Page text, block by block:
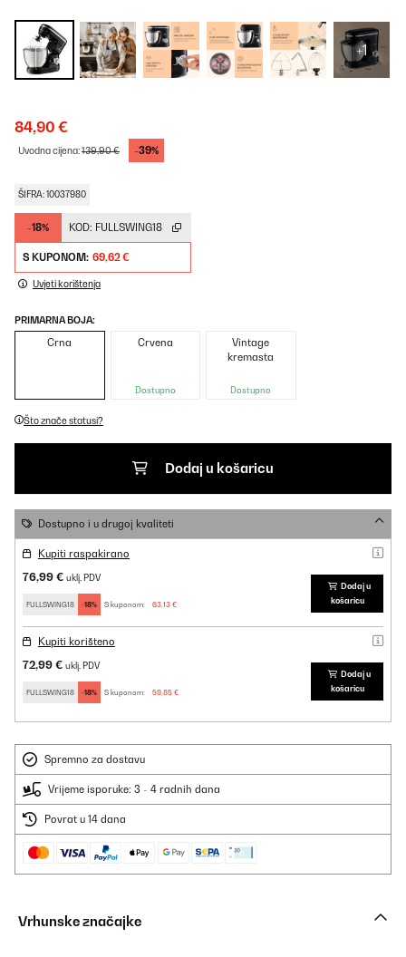
+1
84,90 €
Uvodna cijena:139,90 € -39%
ŠIFRA: 10037980
-18% KOD: FULLSWING18
S KUPONOM: 69,62 €
Uvjeti korištenja
PRIMARNA BOJA:
Crna Crvena
Dostupno
Vintage
kremasta
Dostupno
Što znače statusi?
Dodaj u košaricu
Dostupno i u drugoj kvaliteti
Kupiti raspakirano
76,99 € uklj. PDV
FULLSWING18 -18% S kuponom: 63,13 €
Dodaj u
košaricu
Kupiti korišteno
72,99 € uklj. PDV
FULLSWING18 -18% S kuponom: 59,85 €
Dodaj u
košaricu
Spremno za dostavu
Vrijeme isporuke: 3 - 4 radnih dana
Povrat u 14 dana
Vrhunske značajke